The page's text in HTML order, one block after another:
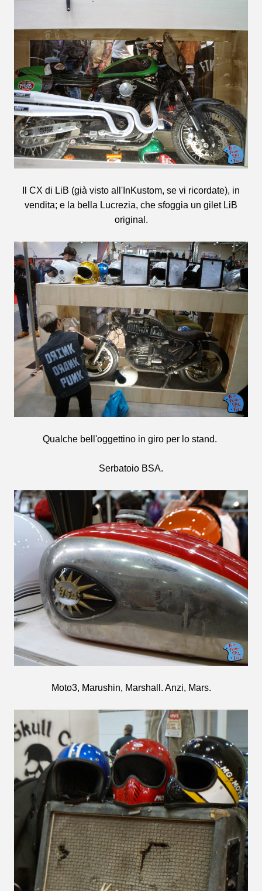
Il CX di LiB (già visto all'InKustom, se vi ricordate), in
vendita; e la bella Lucrezia, che sfoggia un gilet LiB
original.
Qualche bell'oggettino in giro per lo stand.
Serbatoio BSA.
Moto3, Marushin, Marshall. Anzi, Mars.